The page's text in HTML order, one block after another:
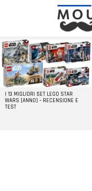
LATEST
STORIES
I 13 MIGLIORI SET LEGO STAR
WARS [ANNO] – RECENSIONE E
TEST